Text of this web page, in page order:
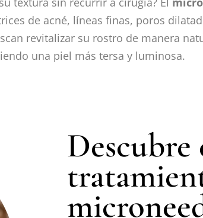
de acné, líneas finas, poros
revitalizar su rostro de manera
una piel más tersa y luminosa.